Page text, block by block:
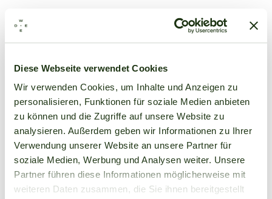
Diese Webseite verwendet Cookies
Wir verwenden Cookies, um Inhalte und Anzeigen zu
personalisieren, Funktionen für soziale Medien anbieten
zu können und die Zugriffe auf unsere Website zu
analysieren. Außerdem geben wir Informationen zu Ihrer
Verwendung unserer Website an unsere Partner für
soziale Medien, Werbung und Analysen weiter. Unsere
Partner führen diese Informationen möglicherweise mit
weiteren Daten zusammen, die Sie ihnen bereitgestellt